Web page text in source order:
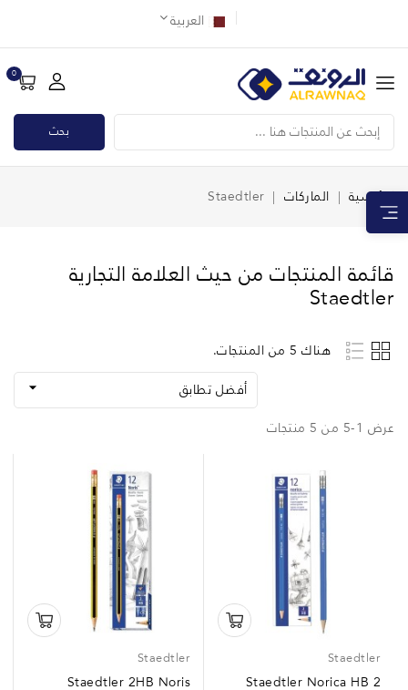
العربية
0
بحث
الرئيسية الماركات Staedtler
قائمة المنتجات من حيث العلامة التجارية
Staedtler
هناك 5 من المنتجات.
أفضل تطابق 
عرض 1-5 من 5 منتجات
Staedtler
Staedtler 2HB Noris
Staedtler
Staedtler Norica HB 2